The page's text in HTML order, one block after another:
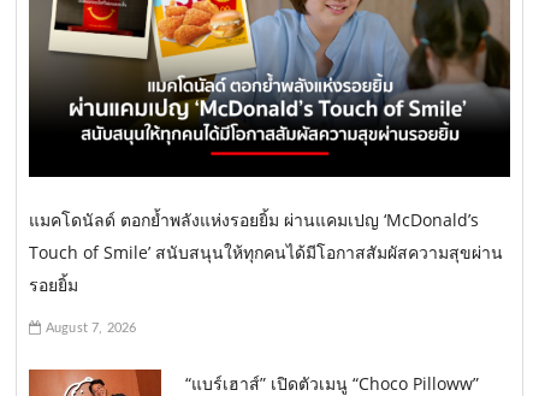
แมคโดนัลด์ ตอกย้ำพลังแห่งรอยยิ้ม ผ่านแคมเปญ ‘McDonald’s
Touch of Smile’ สนับสนุนให้ทุกคนได้มีโอกาสสัมผัสความสุขผ่าน
รอยยิ้ม
August 7, 2026
“แบร์เฮาส์” เปิดตัวเมนู “Choco Pilloww”